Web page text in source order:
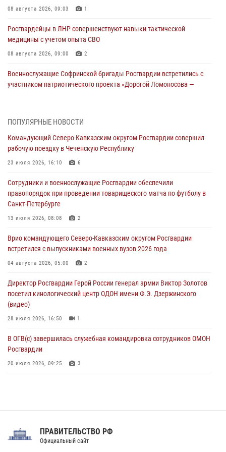
08 августа 2026, 09:03 1
Росгвардейцы в ЛНР совершенствуют навыки тактической
медицины с учетом опыта СВО
08 августа 2026, 09:00 2
Военнослужащие Софринской бригады Росгвардии встретились с
участником патриотического проекта «Дорогой Ломоносова —
Кузбассе
08 августа 2026, 07:00
настольному теннису ко Дню физкультурника
08 августа 2026, 07:00
ОМОН «Ойрат» Управления Росгвардии по Республике Калмыкия
08 августа 2026, 07:00
В Москве росгвардейцы оказали помощь медикам и девушке с
08 августа 2026, 06:32 1
ПОПУЛЯРНЫЕ НОВОСТИ
Командующий Северо-Кавказским округом Росгвардии совершил
рабочую поездку в Чеченскую Республику
23 июля 2026, 16:10 6
Сотрудники и военнослужащие Росгвардии обеспечили
правопорядок при проведении товарищеского матча по футболу в
Санкт-Петербурге
13 июля 2026, 08:08 2
Врио командующего Северо-Кавказским округом Росгвардии
встретился с выпускниками военных вузов 2026 года
04 августа 2026, 05:00 2
Директор Росгвардии Герой России генерал армии Виктор Золотов
посетил кинологический центр ОДОН имени Ф.Э. Дзержинского
(видео)
28 июля 2026, 16:50 1
В ОГВ(с) завершилась служебная командировка сотрудников ОМОН
Росгвардии
20 июля 2026, 09:25 3
Праздник «Один день с Росгвардией» к 105-летию Центрального
ПРАВИТЕЛЬСТВО РФ
Официальный сайт